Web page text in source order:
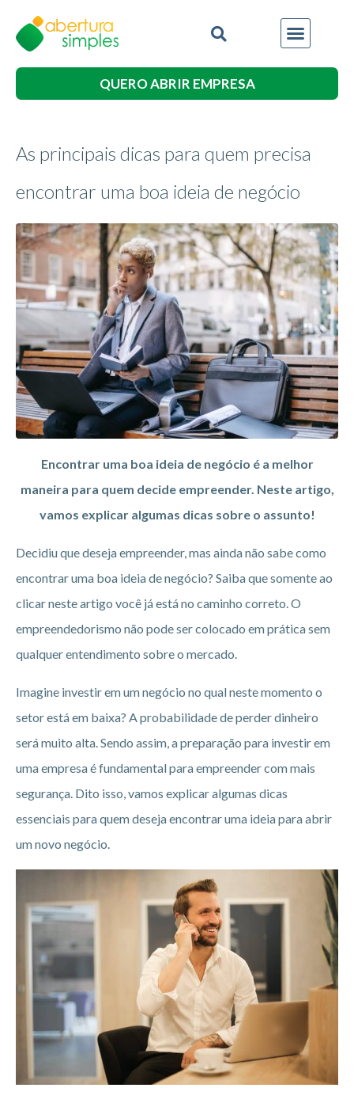
QUERO ABRIR EMPRESA
As principais dicas para quem precisa
encontrar uma boa ideia de negócio
Encontrar uma boa ideia de negócio é a melhor
maneira para quem decide empreender. Neste artigo,
vamos explicar algumas dicas sobre o assunto!
Decidiu que deseja empreender, mas ainda não sabe como
encontrar uma boa ideia de negócio? Saiba que somente ao
clicar neste artigo você já está no caminho correto. O
empreendedorismo não pode ser colocado em prática sem
qualquer entendimento sobre o mercado.
Imagine investir em um negócio no qual neste momento o
setor está em baixa? A probabilidade de perder dinheiro
será muito alta. Sendo assim, a preparação para investir em
uma empresa é fundamental para empreender com mais
segurança. Dito isso, vamos explicar algumas dicas
essenciais para quem deseja encontrar uma ideia para abrir
um novo negócio.